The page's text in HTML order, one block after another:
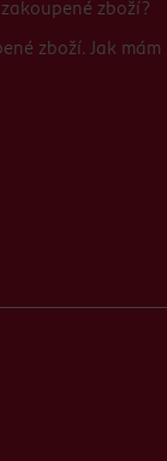
zboží?
zboží. Jak mám